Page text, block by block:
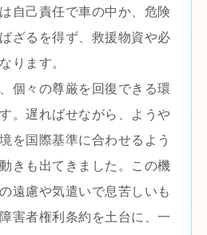
自己責任で車の中か、危険
ざるを得ず、救援物資や必
ります。
個々の尊厳を回復できる環
。遅ればせながら、ようや
を国際基準に合わせるよう
きも出てきました。この機
遠慮や気遣いで息苦しいも
害者権利条約を土台に、一